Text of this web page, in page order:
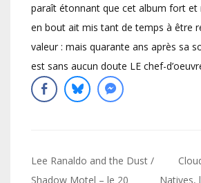
paraît étonnant que cet album fort et
en bout ait mis tant de temps à être
valeur : mais quarante ans après sa
est sans aucun doute LE chef-
Navigation
Lee Ranaldo and the Dust /
Shadow Motel – le 20
Natives,